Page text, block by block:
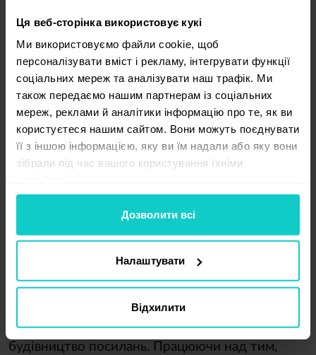
Ця веб-сторінка використовує кукі
Ми використовуємо файли cookie, щоб
персоналізувати вміст і рекламу, інтегрувати функції
соціальних мереж та аналізувати наш трафік. Ми
також передаємо нашим партнерам із соціальних
мереж, реклами й аналітики інформацію про те, як ви
користуєтеся нашим сайтом. Вони можуть поєднувати
її з іншою інформацією, яку ви їм надали або яку вони
зібрали під час вашого користування їхніми
Дозволити всі
Налаштувати
Відхилити
користі.
Ви також повинні спробувати зв’язатися зі
своїми клієнтами та поговорити з ними про
відгуки (як позитивні, так і негативні). Коли ви
відповідаєте на потреби своїх клієнтів, ви
більше вірите.
Щоб спонукати клієнтів поділитися своєю
думкою про вас, ви можете використовувати
дозволяють їм писати відгук швидко
та без особливих клопотів. Ви також можете
надіслати анкету, яка запитає про задоволення
та обслуговування клієнтів.
Зв’язування
Місцевий SEO також покладається на належне
будівництво посилань. Працюючи над тим,